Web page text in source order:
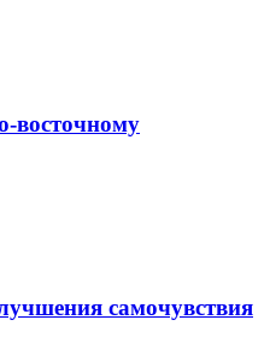
восточному
самочувствия